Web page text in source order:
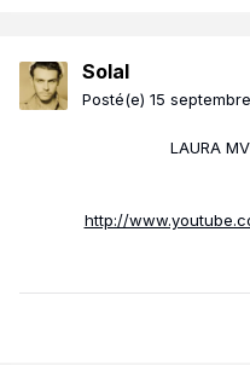
Solal
Posté(e) 15
LAURA
http://